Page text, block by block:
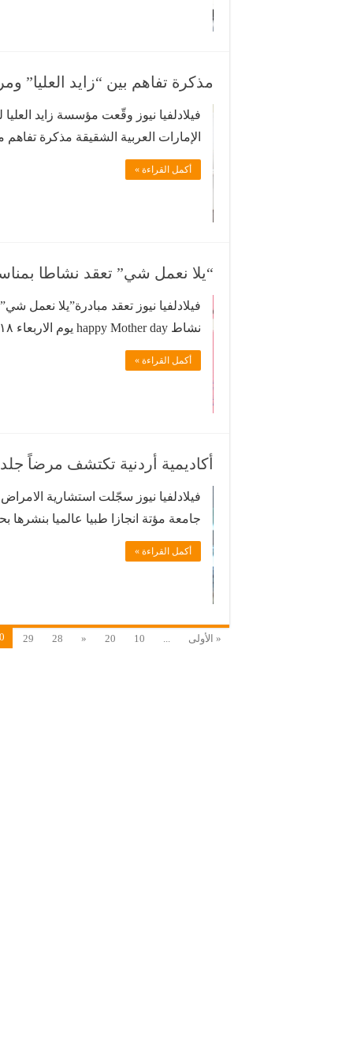
مذكرة تفاهم بين “زايد العليا”
فيلادلفيا نيوز وقّعت مؤسسة زايد
الإمارات العربية الشقيقة مذكرة
في إمارة ابو ظبي- مدينة العين بشأن
لتنفيذ مبادرة التبرع بـ50 حالة من أصحاب الهمم لتقديم الخدمات …
أكمل القراءة »
“يلا نعمل شي” تعقد نشاطا
فيلادلفيا نيوز تعقد مبادرة”يلا نعمل
دينار وتشمل:- بوفيه مفتوح عشاء (٦ اطباق …
أكمل القراءة »
أكاديمية أردنية تكتشف مرضاً
فيلادلفيا نيوز سجّلت استشارية
جامعة مؤتة انجازا طبيا عالميا بنشرها
على اكتشاف مرض جلدي نادر في
وقالت الرفوع لـ(بترا) إن البحث تم
أكمل القراءة »
« الأولى ...
10
20
«
28
29